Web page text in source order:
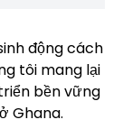
động cách
tôi mang lại
bền vững
Ghana.